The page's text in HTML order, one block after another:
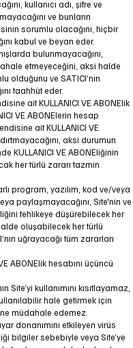
kullanıcı adı, şifre ve
ve bunların
sorumlu olacağını, hiçbir
kabul ve beyan eder.
bulunmayacağını,
etmeyeceğini, aksi halde
olduğunu ve SATICI’nın
taahhüt eder.
ait KULLANICI VE ABONElik
VE ABONElerin hesap
ait KULLANICI VE
aksi durumun
KULLANICI VE ABONEliğinin
her türlü zararı tazmin
program, yazılım, kod ve/veya
paylaşmayacağını, Site'nin ve
tehlikeye düşürebilecek her
oluşabilecek her türlü
uğrayacağı tüm zararları
ABONElik hesabını üçüncü
Site’yi kullanımını kısıtlayamaz,
hale getirmek için
müdahale edemez.
donanımını etkileyen virüs
bilgiler sebebiyle veya Site’ye